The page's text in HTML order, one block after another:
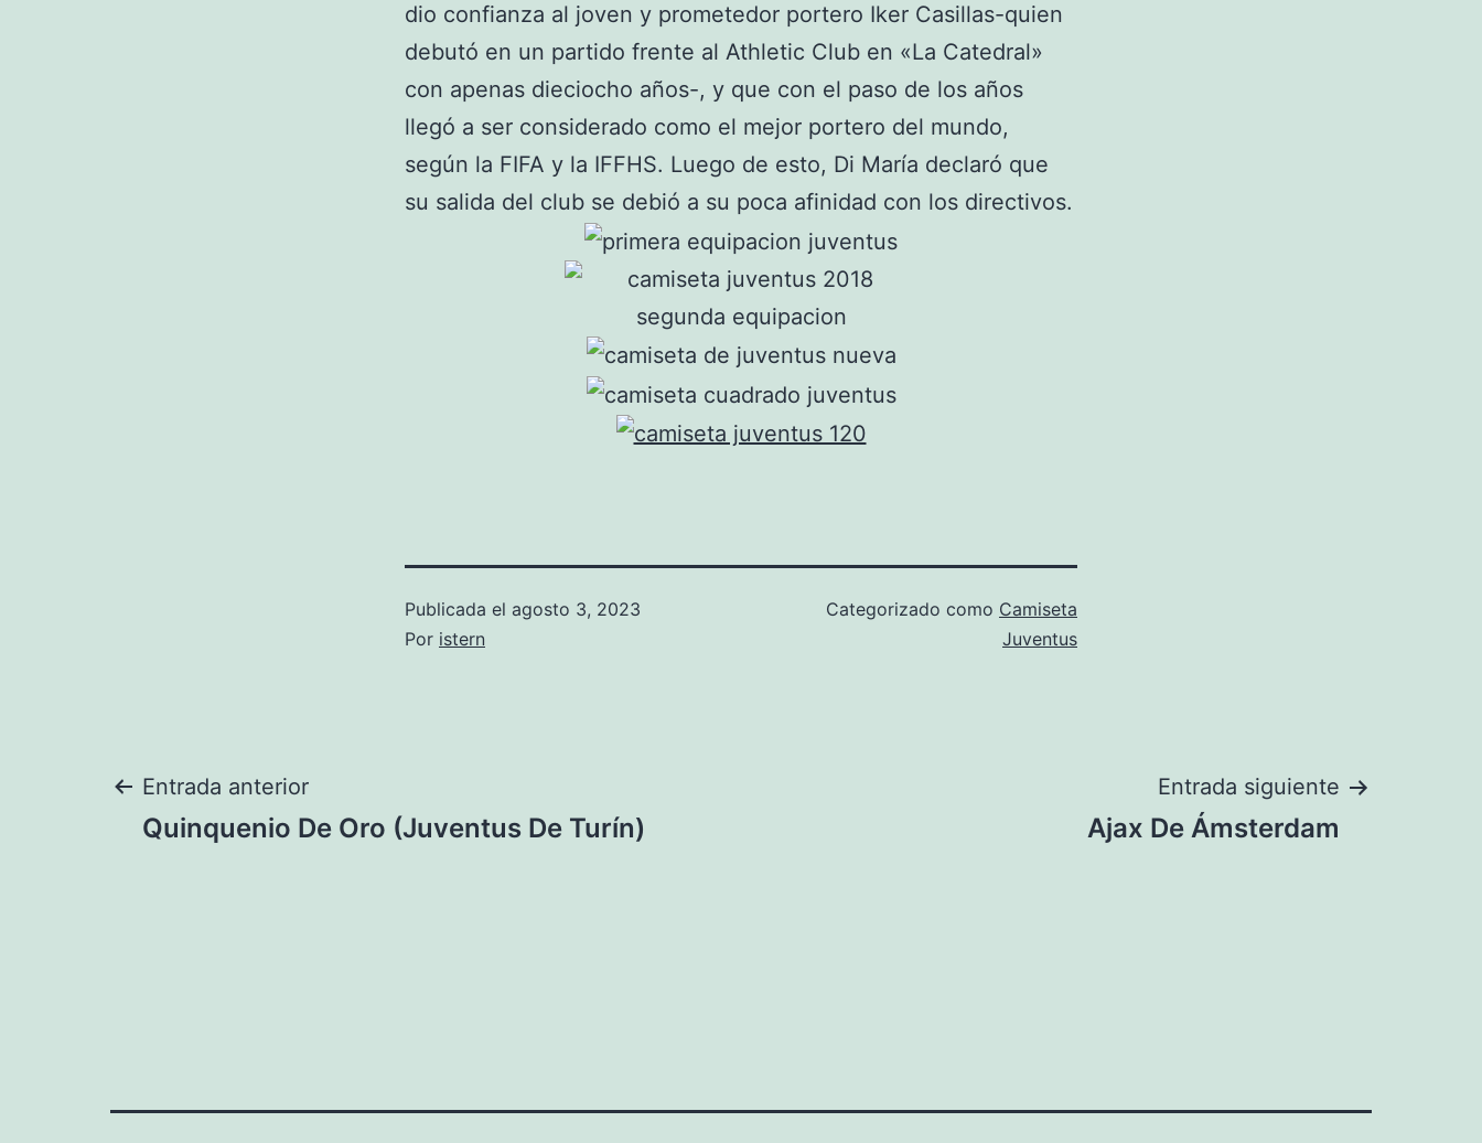
dio confianza al joven y prometedor portero Iker Casillas-quien
debutó en un partido frente al Athletic Club en «La Catedral»
con apenas dieciocho años-, y que con el paso de los años
llegó a ser considerado como el mejor portero del mundo,
según la FIFA y la IFFHS. Luego de esto, Di María declaró que
su salida del club se debió a su poca afinidad con los directivos.
Publicada el agosto 3, 2023
Por istern
Categorizado como Camiseta
Juventus
Navegación
Entrada anterior
Quinquenio De Oro (Juventus De Turín)
Entrada siguiente
Ajax De Ámsterdam